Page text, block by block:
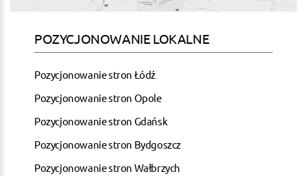
POZYCJONOWANIE LOKALNE
Pozycjonowanie stron Łódź
Pozycjonowanie stron Opole
Pozycjonowanie stron Gdańsk
Pozycjonowanie stron Bydgoszcz
Pozycjonowanie stron Wałbrzych